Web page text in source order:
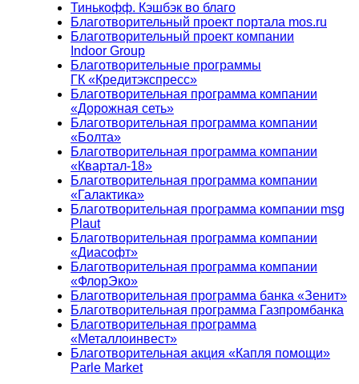
Тинькофф. Кэшбэк во благо
Благотворительный проект портала mos.ru
Благотворительный проект компании
Indoor Group
Благотворительные программы
ГК «Кредитэкспресс»
Благотворительная программа компании
«Дорожная сеть»
Благотворительная программа компании
«Болта»
Благотворительная программа компании
«Квартал-18»
Благотворительная программа компании
«Галактика»
Благотворительная программа компании msg
Plaut
Благотворительная программа компании
«Диасофт»
Благотворительная программа компании
«ФлорЭко»
Благотворительная программа банка «Зенит»
Благотворительная программа Газпромбанка
Благотворительная программа
«Металлоинвест»
Благотворительная акция «Капля помощи»
Parle Market